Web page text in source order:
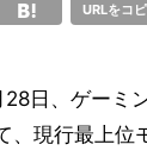
URLをコ
日、ゲーミ
、現行最上位